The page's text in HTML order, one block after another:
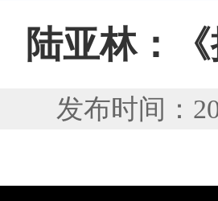
陆亚林：
发布时间：